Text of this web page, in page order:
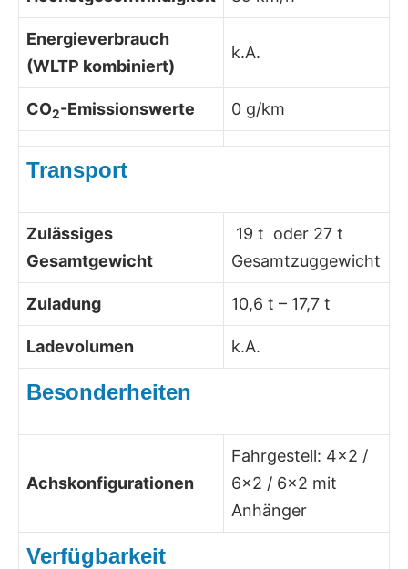
Energieverbrauch
(WLTP kombiniert)
k.A.
CO2-Emissionswerte 0 g/km
Transport
Zulässiges
Gesamtgewicht
19 t oder 27 t
Gesamtzuggewicht
Zuladung 10,6 t – 17,7 t
Ladevolumen k.A.
Besonderheiten
Achskonfigurationen
Fahrgestell: 4×2 /
6×2 / 6×2 mit
Anhänger
Verfügbarkeit